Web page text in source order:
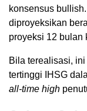
konsensus
diproyeksikan
proyeksi 12 bulan
Bila terealisasi,
tertinggi IHSG
all-time high